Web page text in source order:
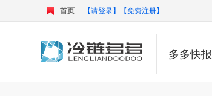
首页 【请登录】 【免费注册】
多多快报